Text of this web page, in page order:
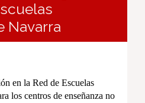
Navarra
en la Red de Escuelas
los centros de enseñanza no